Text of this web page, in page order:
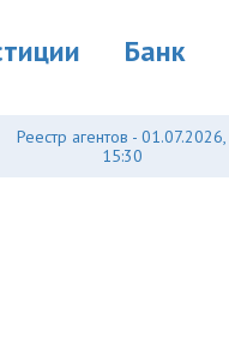
Банк
Реестр агентов - 01.07.2026,
15:30